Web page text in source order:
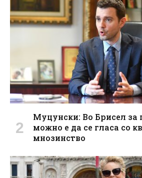
Муцунски: Во Брисел
можно е да се гласа со
мнозинство